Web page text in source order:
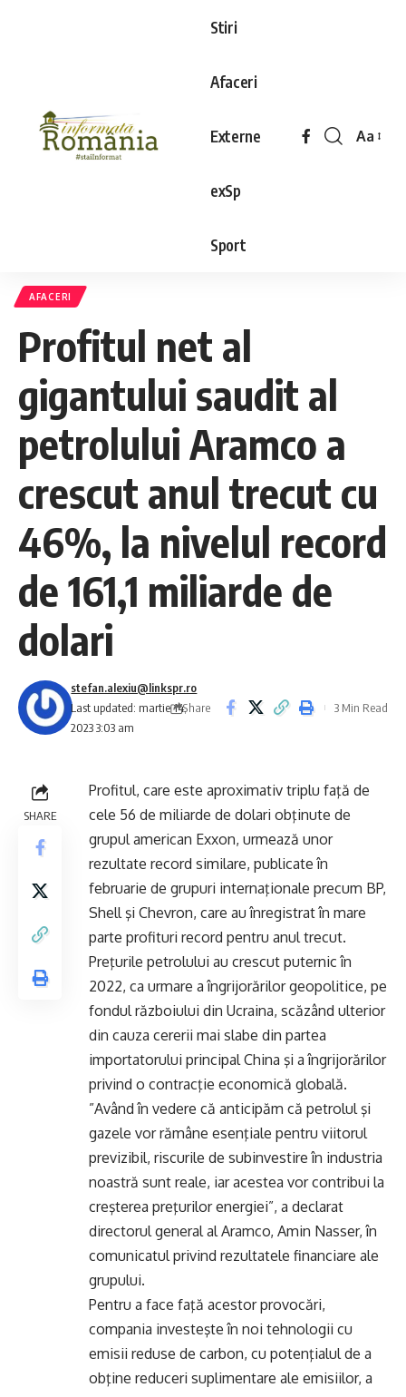
Stiri
Afaceri
Externe
exSp
Sport
Aa
AFACERI
Profitul net al
gigantului saudit al
petrolului Aramco a
crescut anul trecut cu
46%, la nivelul record
de 161,1 miliarde de
dolari
Last updated: martie 14,
2023 3:03 am
stefan.alexiu@linkspr.ro
Share
3 Min Read
SHARE
Profitul, care este aproximativ triplu faţă de
cele 56 de miliarde de dolari obţinute de
grupul american Exxon, urmează unor
rezultate record similare, publicate în
februarie de grupuri internaţionale precum BP,
Shell şi Chevron, care au înregistrat în mare
parte profituri record pentru anul trecut.
Preţurile petrolului au crescut puternic în
2022, ca urmare a îngrijorărilor geopolitice, pe
fondul războiului din Ucraina, scăzând ulterior
din cauza cererii mai slabe din partea
importatorului principal China şi a îngrijorărilor
privind o contracţie economică globală.
”Având în vedere că anticipăm că petrolul şi
gazele vor rămâne esenţiale pentru viitorul
previzibil, riscurile de subinvestire în industria
noastră sunt reale, iar acestea vor contribui la
creşterea preţurilor energiei”, a declarat
directorul general al Aramco, Amin Nasser, în
comunicatul privind rezultatele financiare ale
grupului.
Pentru a face faţă acestor provocări,
compania investeşte în noi tehnologii cu
emisii reduse de carbon, cu potenţialul de a
obţine reduceri suplimentare ale emisiilor, a